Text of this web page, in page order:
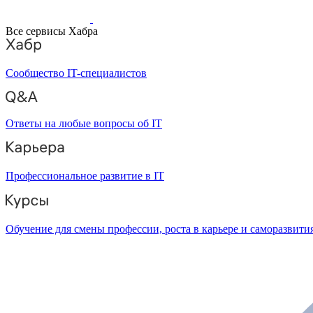
Все сервисы Хабра
Сообщество IT-специалистов
Ответы на любые вопросы об IT
Профессиональное развитие в IT
Обучение для смены профессии, роста в карьере и